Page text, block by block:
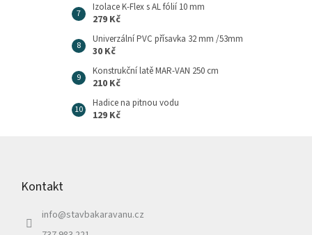
Izolace K-Flex s AL fólií 10 mm
279 Kč
Univerzální PVC přísavka 32 mm /53mm
30 Kč
Konstrukční latě MAR-VAN 250 cm
210 Kč
Hadice na pitnou vodu
129 Kč
Kontakt
info@stavbakaravanu.cz